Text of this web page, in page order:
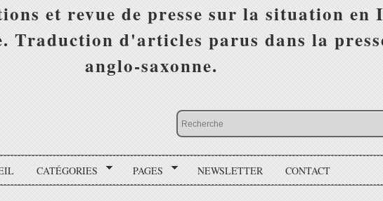
et revue de presse sur la situation en
Traduction d'articles parus dans la
anglo-saxonne.
CATÉGORIES PAGES NEWSLETTER CONTACT